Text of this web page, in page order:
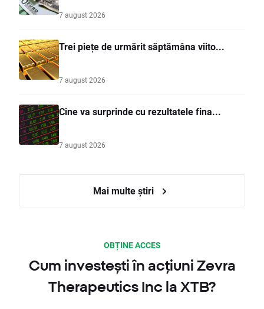
7 august 2026
Trei piețe de urmărit săptămâna viito...
7 august 2026
Cine va surprinde cu rezultatele fina...
7 august 2026
Mai multe știri
OBȚINE ACCES
Cum investești în acțiuni Zevra
Therapeutics Inc la XTB?